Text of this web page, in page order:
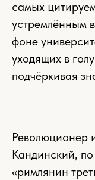
самых
устремлённым
фоне
уходящих в
подчёркивая
Революционер
Кандинский,
«римлянин